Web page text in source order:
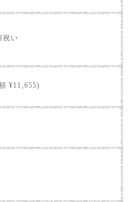
祝い
¥11,655)